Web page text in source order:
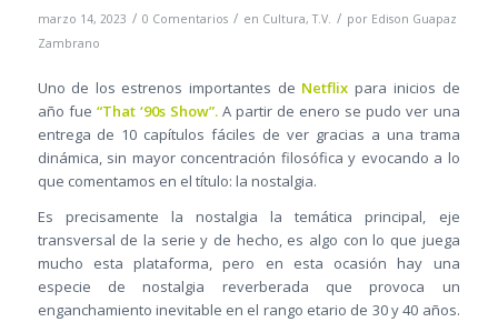
marzo 14, 2023 / 0 Comentarios / en Cultura,T.V. / por Edison Guapaz
Zambrano
Uno de los estrenos importantes de Netflixpara inicios de
año fue “That ‘90s Show”.A partir de enero se pudo ver una
entrega de 10 capítulos fáciles de ver gracias a una trama
dinámica, sin mayor concentración filosófica y evocando a lo
que comentamos en el título: la nostalgia.
Es precisamente la nostalgia la temática principal, eje
transversal de la serie y de hecho, es algo con lo que juega
mucho esta plataforma, pero en esta ocasión hay una
especie de nostalgia reverberada que provoca un
enganchamiento inevitable en el rango etario de 30 y 40 años.